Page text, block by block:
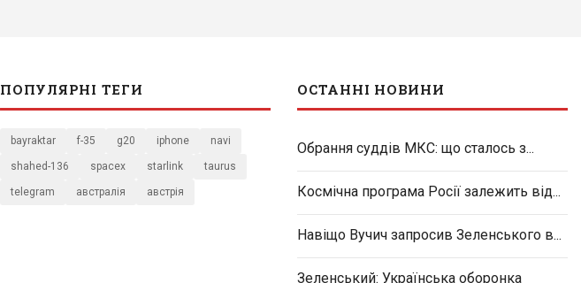
ПОПУЛЯРНІ ТЕГИ
bayraktar f-35 g20 iphone navi
shahed-136 spacex starlink taurus
telegram австралія австрія
ОСТАННІ НОВИНИ
Обрання суддів МКС: що сталось з...
Космічна програма Росії залежить від...
Навіщо Вучич запросив Зеленського в...
Зеленський: Українська оборонка